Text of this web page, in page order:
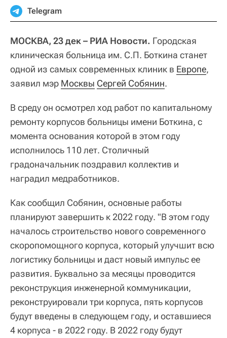
Telegram
МОСКВА, 23 дек – РИА Новости. Городская
клиническая больница им. С.П. Боткина станет
одной из самых современных клиник в Европе,
заявил мэр Москвы Сергей Собянин.
В среду он осмотрел ход работ по капитальному
ремонту корпусов больницы имени Боткина, с
момента основания которой в этом году
исполнилось 110 лет. Столичный
градоначальник поздравил коллектив и
наградил медработников.
Как сообщил Собянин, основные работы
планируют завершить к 2022 году. "В этом году
началось строительство нового современного
скоропомощного корпуса, который улучшит всю
логистику больницы и даст новый импульс ее
развития. Буквально за месяцы проводится
реконструкция инженерной коммуникации,
реконструировали три корпуса, пять корпусов
будут введены в следующем году, и оставшиеся
4 корпуса - в 2022 году. В 2022 году будут